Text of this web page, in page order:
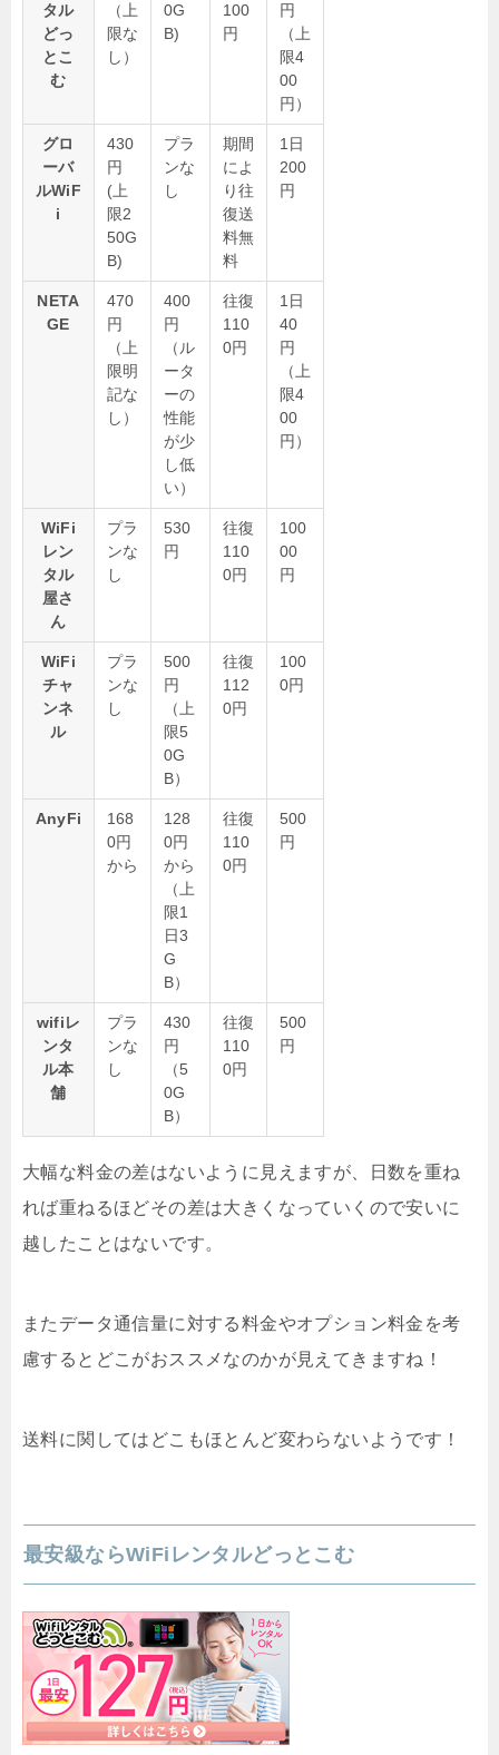
タル
どっ
とこ
む
（上
限な
し）
0G
B)
100
円
円
（上
限4
00
円）
グロ
ーバ
ルWiF
i
430
円
(上
限2
50G
B)
プラ
ンな
し
期間
によ
り往
復送
料無
料
1日
200
円
NETA
GE
470
円
（上
限明
記な
し）
400
円
（ル
ータ
ーの
性能
が少
し低
い）
往復
110
0円
1日
40
円
（上
限4
00
円）
WiFi
レン
タル
屋さ
ん
プラ
ンな
し
530
円
往復
110
0円
100
00
円
WiFi
チャ
ンネ
ル
プラ
ンな
し
500
円
（上
限5
0G
B）
往復
112
0円
100
0円
AnyFi
168
0円
から
128
0円
から
（上
限1
日3
G
B）
往復
110
0円
500
円
wifiレ
ンタ
ル本
舗
プラ
ンな
し
430
円
（5
0G
B）
往復
110
0円
500
円
大幅な料金の差はないように見えますが、日数を重ね
れば重ねるほどその差は大きくなっていくので安いに
越したことはないです。
またデータ通信量に対する料金やオプション料金を考
慮するとどこがおススメなのかが見えてきますね！
送料に関してはどこもほとんど変わらないようです！
最安級ならWiFiレンタルどっとこむ